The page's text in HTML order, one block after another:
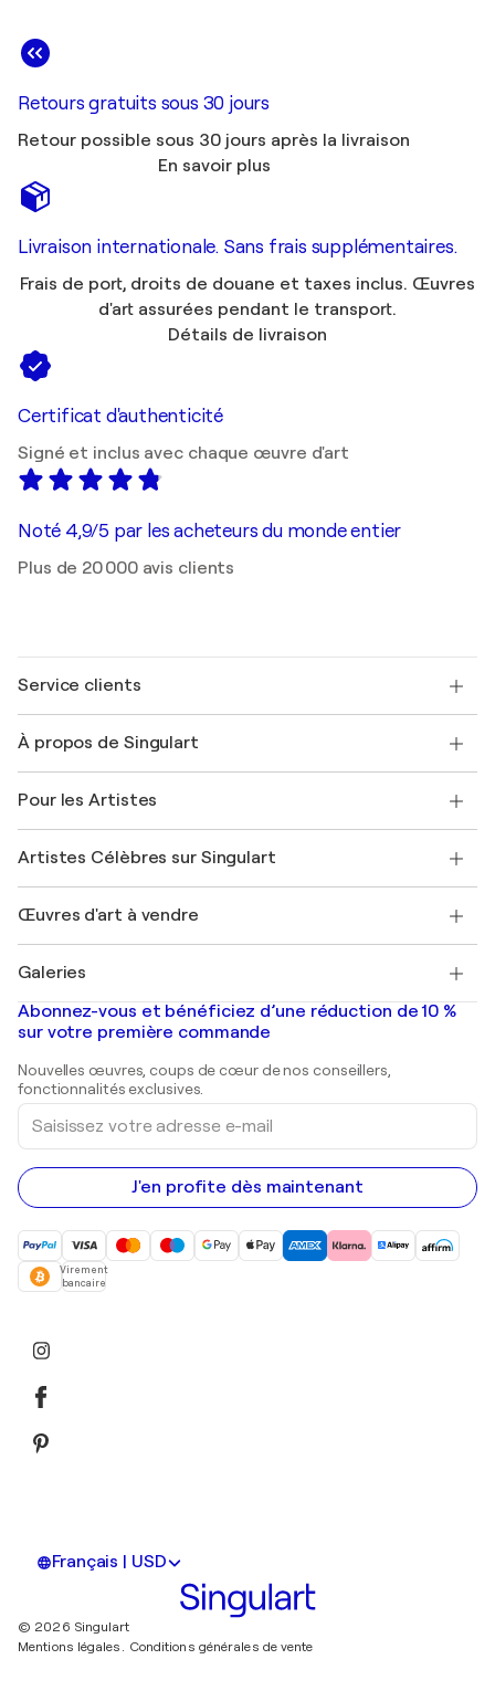
Retours gratuits sous 30 jours
Retour possible sous 30 jours après la livraison
En savoir plus
Livraison internationale. Sans frais supplémentaires.
Frais de port, droits de douane et taxes inclus. Œuvres
d'art assurées pendant le transport.
Détails de livraison
Certificat d'authenticité
Signé et inclus avec chaque œuvre d'art
Noté 4,9/5 par les acheteurs du monde entier
Plus de 20 000 avis clients
Service clients
Expédition
Offrir une carte cadeau
Rejoignez notre programme commercial
Mon compte
+33 1 76 44 06 42
À propos de Singulart
FAQ
Magazine Singulart
Emplois
Découvrez une sélection d'art original
Pour les Artistes
Se connecter en tant qu'Artiste
Artistes Célèbres sur Singulart
Marc Chagall
Banksy
Mr. Brainwash
Shepard Fairey
Œuvres d'art à vendre
Tableaux abstraits à vendre
Peintures de paysage
Estampes
Peintures acryliques
Galeries
Galeries d'art en France
Galeries d'art en Belgique
Abonnez-vous et bénéficiez d’une réduction de 10 %
sur votre première commande
Nouvelles œuvres, coups de cœur de nos conseillers,
fonctionnalités exclusives.
Saisissez
votre
adresse
e-
mail
J'en profite dès maintenant
Virement
bancaire
Français | USD
© 2026 Singulart
Mentions légales. Conditions générales de vente